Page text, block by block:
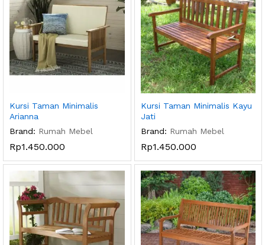
Kursi Taman Minimalis
Arianna
Brand: Rumah Mebel
Rp1.450.000
Kursi Taman Minimalis Kayu
Jati
Brand: Rumah Mebel
Rp1.450.000